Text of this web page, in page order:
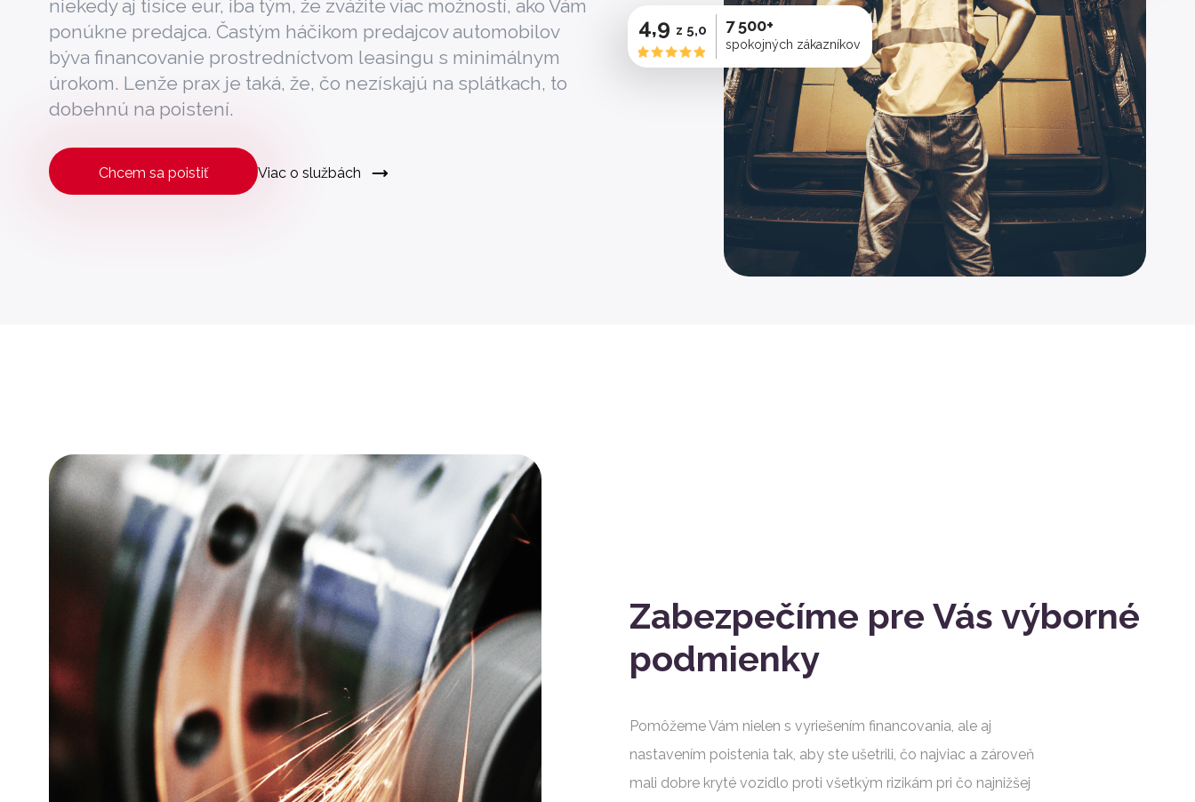
niekedy aj tisíce eur, iba tým, že zvážite viac možností, ako Vám
ponúkne predajca. Častým háčikom predajcov automobilov
býva financovanie prostredníctvom leasingu s minimálnym
úrokom. Lenže prax je taká, že, čo nezískajú na splátkach, to
dobehnú na poistení.
Chcem sa poistiť Viac o službách
4,9 z 5,0 7 500+
spokojných zákazníkov
Zabezpečíme pre Vás výborné
podmienky
Pomôžeme Vám nielen s vyriešením financovania, ale aj
nastavením poistenia tak, aby ste ušetrili, čo najviac a zároveň
mali dobre kryté vozidlo proti všetkým rizikám pri čo najnižšej